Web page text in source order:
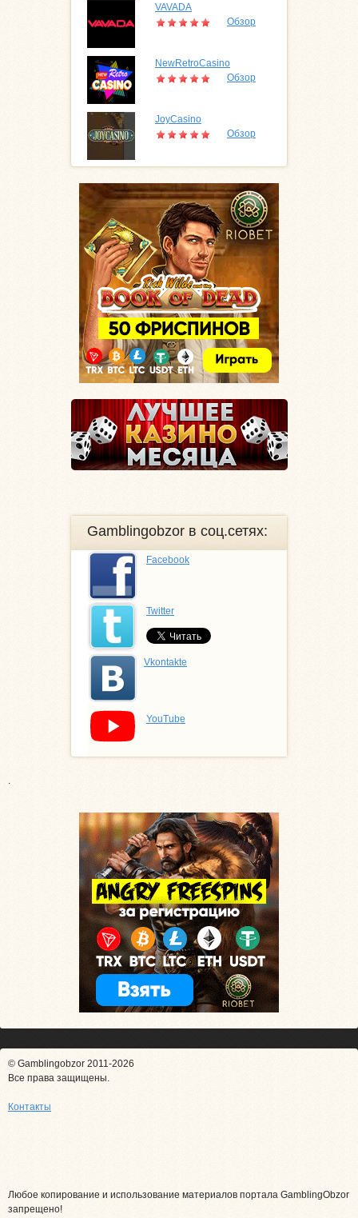
VAVADA
Обзор
NewRetroCasino
Обзор
JoyCasino
Обзор
Gamblingobzor в соц.сетях:
Facebook
Twitter
Vkontakte
YouTube
© Gamblingobzor 2011-2026
Все права защищены.
Контакты
Любое копирование и использование материалов портала GamblingObzor
запрещено!